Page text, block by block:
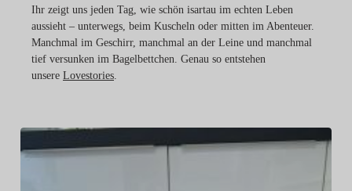
Ihr zeigt uns jeden Tag, wie schön isartau im echten Leben
aussieht – unterwegs, beim Kuscheln oder mitten im Abenteuer.
Manchmal im Geschirr, manchmal an der Leine und manchmal
tief versunken im Bagelbettchen. Genau so entstehen
unsere Lovestories.